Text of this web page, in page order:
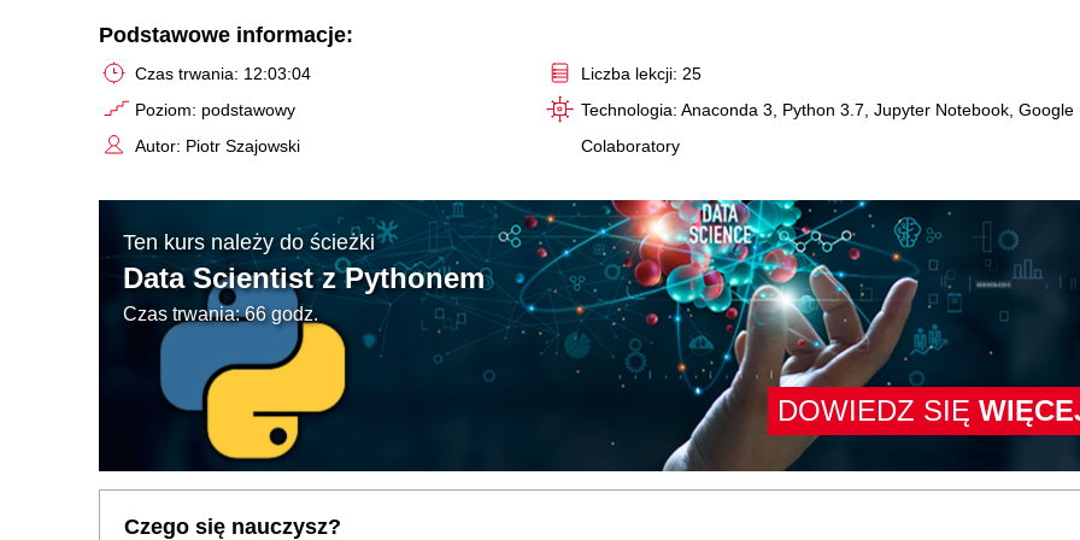
Podstawowe informacje:
Czas trwania: 12:03:04
Poziom: podstawowy
Autor: Piotr Szajowski
Liczba lekcji: 25
Technologia: Anaconda 3, Python 3.7, Jupyter Notebook, Google
Colaboratory
Ten kurs należy do ścieżki
Data Scientist z Pythonem
Czas trwania: 66 godz.
DOWIEDZ SIĘ
Czego się nauczysz?